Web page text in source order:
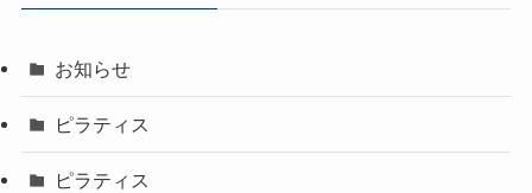
お知らせ
ピラティス
ピラティス